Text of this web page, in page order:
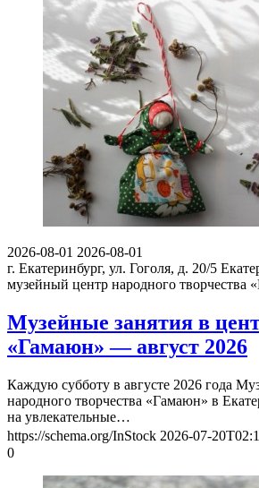
2026-08-01 2026-08-01
г. Екатеринбург, ул. Гоголя, д. 20/5
музейный центр народного творчества
Музейные занятия в
«Гамаюн» — август 2026
Каждую субботу в августе 2026 года
народного творчества «Гамаюн» в
на увлекательные…
https://schema.org/InStock 2026-07-
0